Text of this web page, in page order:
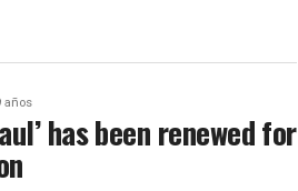
años
has been renewed for